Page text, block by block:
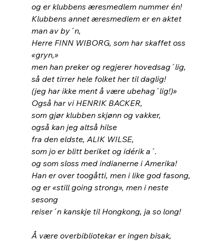
og er klubbens æresmedlem nummer én!
Klubbens annet æresmedlem er en aktet
man av by´n,
Herre FINN WIBORG, som har skaffet oss
«gryn,»
men han preker og regjerer hovedsag´lig,
så det tirrer hele folket her til daglig!
(jeg har ikke ment å være ubehag´lig!)»
Også har vi HENRIK BACKER,
som gjør klubben skjønn og vakker,
også kan jeg altså hilse
fra den eldste, ALIK WILSE,
som jo er blitt beriket og idérik a´.
og som sloss med indianerne i Amerika!
Han er over toogåtti, men i like god fasong,
og er «still going strong», men i neste
sesong
reiser´n kanskje til Hongkong, ja so long!
Å være overbibliotekar er ingen bisak,